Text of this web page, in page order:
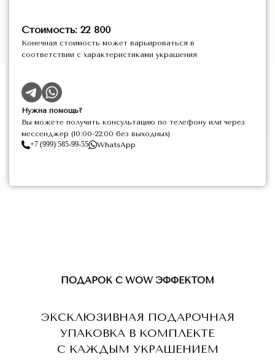
Стоимость: 22 800
Конечная стоимость может варьироваться в
соответствии с характеристиками украшения
Нужна помощь?
Вы можете получить консультацию по телефону или через
мессенджер (10:00-22:00 без выходных)
+7 (999) 585-99-55
WhatsApp
ЭКСКЛЮЗИВНАЯ ПОДАРОЧНАЯ
УПАКОВКА В КОМПЛЕКТЕ
С КАЖДЫМ УКРАШЕНИЕМ
ПОДАРОК С WOW ЭФФЕКТОМ